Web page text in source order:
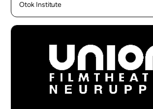
Otok Institute